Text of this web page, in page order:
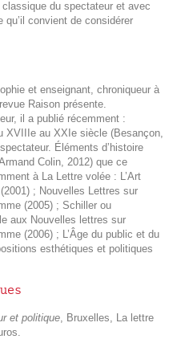
du spectateur et avec
qu’il convient de considérer
et enseignant, chroniqueur à
Raison présente.
il a publié récemment :
XVIIIe au XXIe siècle (Besançon,
Éléments d’histoire
Colin, 2012) que ce
à La Lettre volée : L’Art
; Nouvelles Lettres sur
(2005) ; Schiller ou
aux Nouvelles lettres sur
(2006) ; L’Âge du public et du
esthétiques et politiques
et politique, Bruxelles, La lettre